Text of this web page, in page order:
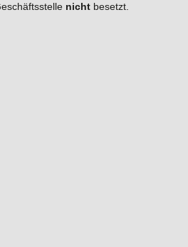
nicht besetzt.